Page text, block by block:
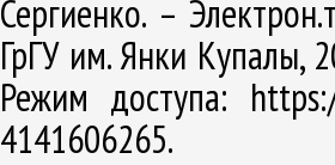
Сергиенко. –
ГрГУ им. Янки Купалы,
Режим доступа:
4141606265.